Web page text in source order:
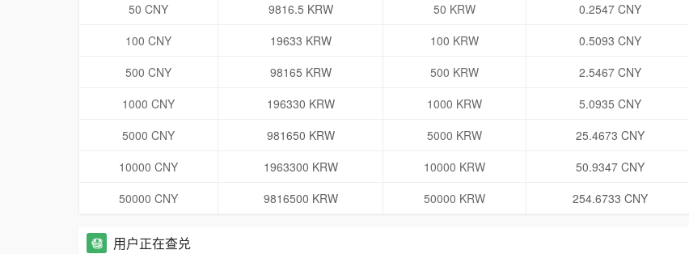
50 CNY
9816.5 KRW 50 KRW
0.2547 CNY
100 CNY
19633 KRW 100 KRW
0.5093 CNY
500 CNY
98165 KRW 500 KRW
2.5467 CNY
1000 CNY
196330 KRW 1000 KRW
5.0935 CNY
5000 CNY
981650 KRW 5000 KRW
25.4673 CNY
10000 CNY
1963300 KRW 10000 KRW
50.9347 CNY
50000 CNY
9816500 KRW 50000 KRW 254.6733 CNY
用户正在查兑